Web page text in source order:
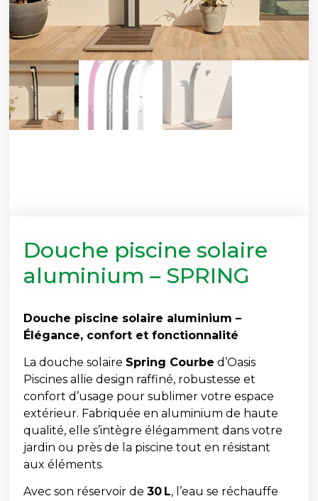
Douche piscine solaire
aluminium – SPRING
Douche piscine solaire aluminium –
Élégance, confort et fonctionnalité
La douche solaire Spring Courbe d’Oasis
Piscines allie design raffiné, robustesse et
confort d’usage pour sublimer votre espace
extérieur. Fabriquée en aluminium de haute
qualité, elle s’intègre élégamment dans votre
jardin ou près de la piscine tout en résistant
aux éléments.
Avec son réservoir de30 L, l’eau se réchauffe